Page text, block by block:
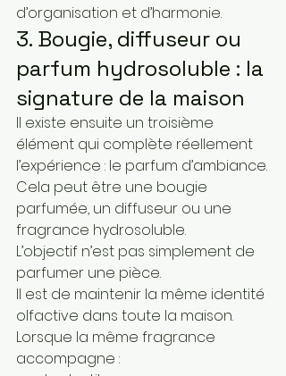
d’organisation et d’harmonie.
3. Bougie, diffuseur ou
parfum hydrosoluble : la
signature de la maison
Il existe ensuite un troisième
élément qui complète réellement
l’expérience : le parfum d’ambiance.
Cela peut être une bougie
parfumée, un diffuseur ou une
fragrance hydrosoluble.
L’objectif n’est pas simplement de
parfumer une pièce.
Il est de maintenir la même identité
olfactive dans toute la maison.
Lorsque la même fragrance
accompagne :